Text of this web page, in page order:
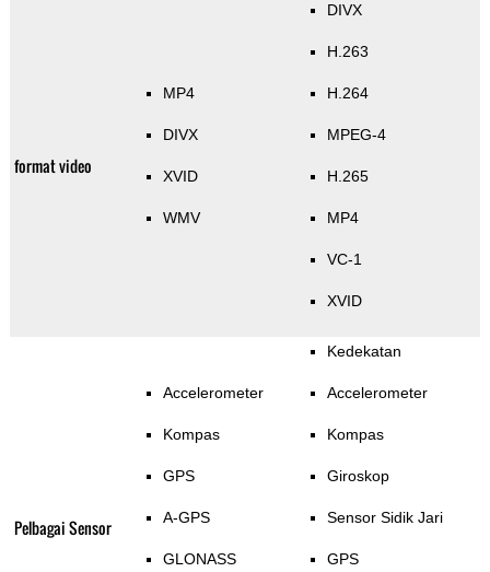
format video
MP4
DIVX
XVID
WMV
DIVX
H.263
H.264
MPEG-4
H.265
MP4
VC-1
XVID
Pelbagai Sensor
Accelerometer
Kompas
GPS
A-GPS
GLONASS
Kedekatan
Accelerometer
Kompas
Giroskop
Sensor Sidik Jari
GPS